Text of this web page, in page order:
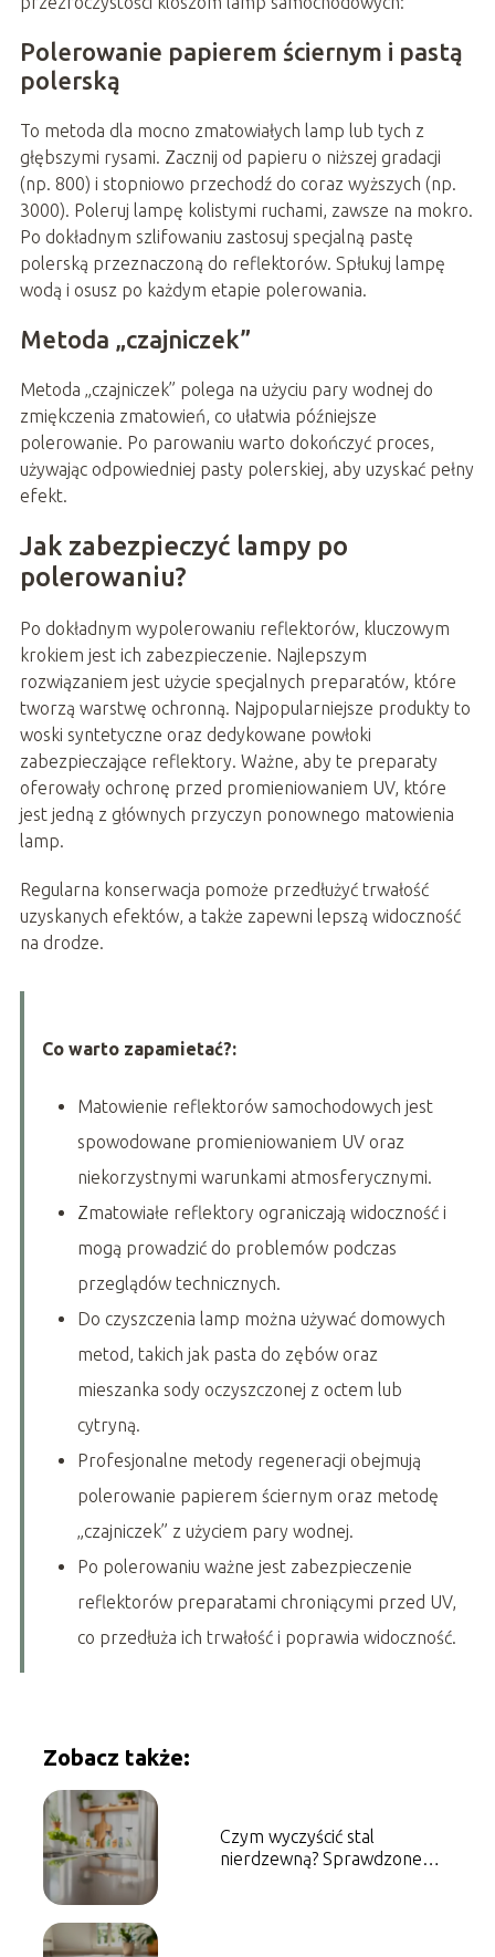
Polerowanie papierem ściernym i pastą
polerską
To metoda dla mocno zmatowiałych lamp lub tych z
głębszymi rysami. Zacznij od papieru o niższej gradacji
(np. 800) i stopniowo przechodź do coraz wyższych (np.
3000). Poleruj lampę kolistymi ruchami, zawsze na mokro.
Po dokładnym szlifowaniu zastosuj specjalną pastę
polerską przeznaczoną do reflektorów. Spłukuj lampę
wodą i osusz po każdym etapie polerowania.
Metoda „czajniczek”
Metoda „czajniczek” polega na użyciu pary wodnej do
zmiękczenia zmatowień, co ułatwia późniejsze
polerowanie. Po parowaniu warto dokończyć proces,
używając odpowiedniej pasty polerskiej, aby uzyskać pełny
efekt.
Jak zabezpieczyć lampy po
polerowaniu?
Po dokładnym wypolerowaniu reflektorów, kluczowym
krokiem jest ich zabezpieczenie. Najlepszym
rozwiązaniem jest użycie specjalnych preparatów, które
tworzą warstwę ochronną. Najpopularniejsze produkty to
woski syntetyczne oraz dedykowane powłoki
zabezpieczające reflektory. Ważne, aby te preparaty
oferowały ochronę przed promieniowaniem UV, które
jest jedną z głównych przyczyn ponownego matowienia
lamp.
Regularna konserwacja pomoże przedłużyć trwałość
uzyskanych efektów, a także zapewni lepszą widoczność
na drodze.
Co warto zapamietać?:
Matowienie reflektorów samochodowych jest
spowodowane promieniowaniem UV oraz
niekorzystnymi warunkami atmosferycznymi.
Zmatowiałe reflektory ograniczają widoczność i
mogą prowadzić do problemów podczas
przeglądów technicznych.
Do czyszczenia lamp można używać domowych
metod, takich jak pasta do zębów oraz
mieszanka sody oczyszczonej z octem lub
cytryną.
Profesjonalne metody regeneracji obejmują
polerowanie papierem ściernym oraz metodę
„czajniczek” z użyciem pary wodnej.
Po polerowaniu ważne jest zabezpieczenie
reflektorów preparatami chroniącymi przed UV,
co przedłuża ich trwałość i poprawia widoczność.
Zobacz także:
Czym wyczyścić stal
nierdzewną? Sprawdzone